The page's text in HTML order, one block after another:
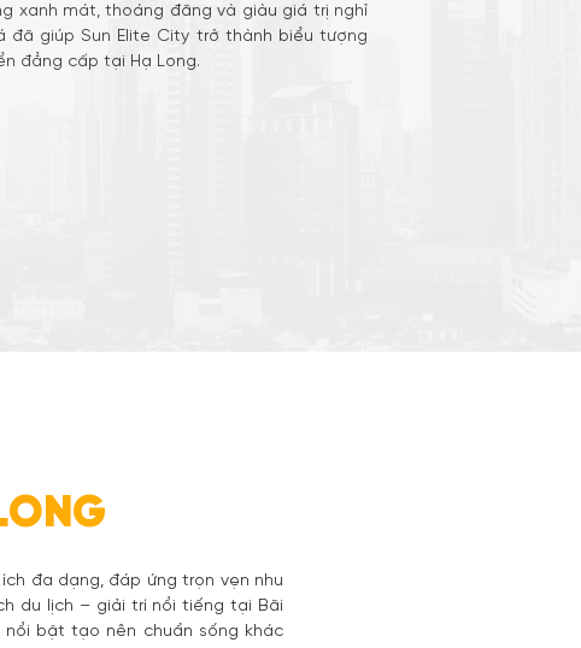
xanh mát, thoáng đãng và giàu giá trị nghỉ
giúp Sun Elite City trở thành biểu tượng
đẳng cấp tại Hạ Long.
đa dạng, đáp ứng trọn vẹn nhu
du lịch – giải trí nổi tiếng tại Bãi
bật tạo nên chuẩn sống khác